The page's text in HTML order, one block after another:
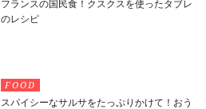
フランスの国民食！クスクスを使ったタブレ
のレシピ
FOOD
スパイシーなサルサをたっぷりかけて！おう